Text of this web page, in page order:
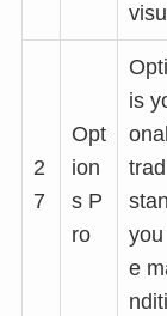
2
7
Opt
ion
s P
ro
is
e